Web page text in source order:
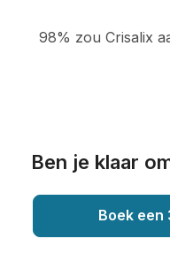
98% zou Crisalix
Ben je klaar
Boek een